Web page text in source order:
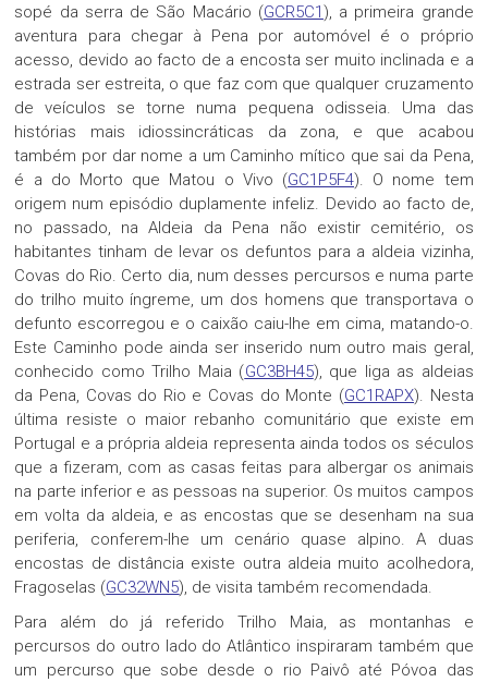
sopé da serra de São Macário (GCR5C1), a primeira grande
aventura para chegar à Pena por automóvel é o próprio
acesso, devido ao facto de a encosta ser muito inclinada e a
estrada ser estreita, o que faz com que qualquer cruzamento
de veículos se torne numa pequena odisseia. Uma das
histórias mais idiossincráticas da zona, e que acabou
também por dar nome a um Caminho mítico que sai da Pena,
é a do Morto que Matou o Vivo (GC1P5F4). O nome tem
origem num episódio duplamente infeliz. Devido ao facto de,
no passado, na Aldeia da Pena não existir cemitério, os
habitantes tinham de levar os defuntos para a aldeia vizinha,
Covas do Rio. Certo dia, num desses percursos e numa parte
do trilho muito íngreme, um dos homens que transportava o
defunto escorregou e o caixão caiu-lhe em cima, matando-o.
Este Caminho pode ainda ser inserido num outro mais geral,
conhecido como Trilho Maia (GC3BH45), que liga as aldeias
da Pena, Covas do Rio e Covas do Monte (GC1RAPX). Nesta
última resiste o maior rebanho comunitário que existe em
Portugal e a própria aldeia representa ainda todos os séculos
que a fizeram, com as casas feitas para albergar os animais
na parte inferior e as pessoas na superior. Os muitos campos
em volta da aldeia, e as encostas que se desenham na sua
periferia, conferem-lhe um cenário quase alpino. A duas
encostas de distância existe outra aldeia muito acolhedora,
Fragoselas (GC32WN5), de visita também recomendada.
Para além do já referido Trilho Maia, as montanhas e
percursos do outro lado do Atlântico inspiraram também que
um percurso que sobe desde o rio Paivô até Póvoa das